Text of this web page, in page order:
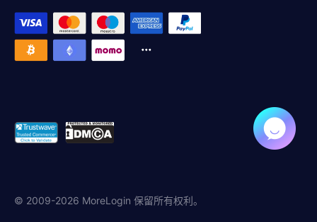
© 2009-2026 MoreLogin 保留所有权利。